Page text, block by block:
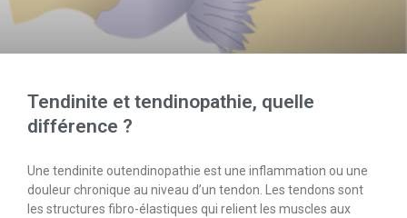
Tendinite et tendinopathie, quelle
différence ?
Une tendinite outendinopathie est une inflammation ou une
douleur chronique au niveau d’un tendon. Les tendons sont
les structures fibro-élastiques qui relient les muscles aux